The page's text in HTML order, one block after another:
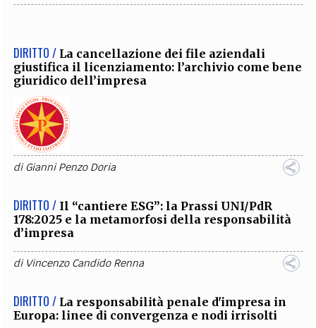
DIRITTO / La cancellazione dei file aziendali
giustifica il licenziamento: l’archivio come bene
giuridico dell’impresa
diGianni Penzo Doria
DIRITTO / Il “cantiere ESG”: la Prassi UNI/PdR
178:2025 e la metamorfosi della responsabilità
d’impresa
di Vincenzo Candido Renna
DIRITTO / La responsabilità penale d'impresa in
Europa: linee di convergenza e nodi irrisolti